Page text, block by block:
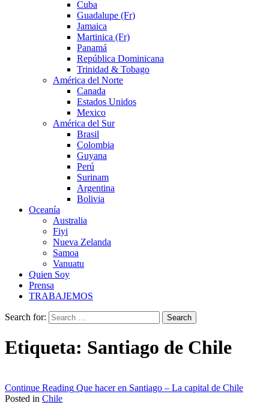
Cuba
Guadalupe (Fr)
Jamaica
Martinica (Fr)
Panamá
República Dominicana
Trinidad & Tobago
América del Norte
Canada
Estados Unidos
Mexico
América del Sur
Brasil
Colombia
Guyana
Perú
Surinam
Argentina
Bolivia
Oceanía
Australia
Fiyi
Nueva Zelanda
Samoa
Vanuatu
Quien Soy
Prensa
TRABAJEMOS
Search for:
Etiqueta: Santiago de Chile
Continue Reading Que hacer en Santiago – La capital de Chile
Posted in Chile